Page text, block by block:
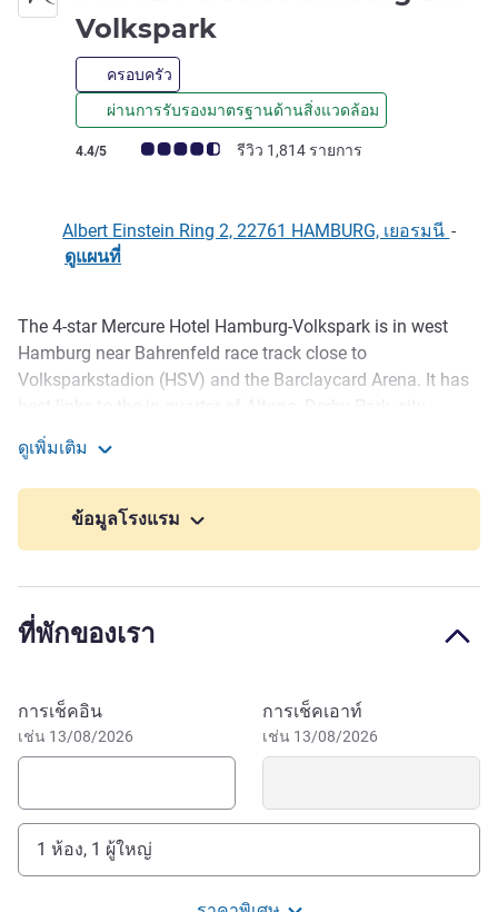
Volkspark
ครอบครัว
ผ่านการรับรองมาตรฐานด้านสิ่งแวดล้อม
คะแนนความคิดเห็นจากแขก (เรทติ้งบน ALL)
4.4/5 รีวิว 1,814 รายการ
Albert Einstein Ring 2, 22761 HAMBURG, เยอรมนี -
ดูแผนที่
รายละเอียด
The 4-star Mercure Hotel Hamburg-Volkspark is in west
Hamburg near Bahrenfeld race track close to
Volksparkstadion (HSV) and the Barclaycard Arena. It has
centre, Hafencity, and A7 freeway. The hotel has 140 air-
conditioned rooms with free WiFi, underground car park
and parking lot. There are 3 meeting rooms for events with
up to 100 participants.
leisure and event guests. This modern 4 star hotel in the
west of Hamburg is located next to the Bahrenfeld
racecourse, close to the Volksparkstadion (HSV) and the
A7 freeway. 140 air-conditioned rooms, free WIFI, car park,
and parking garage ensure a comfortable stay. Green Key
Stay in the west of the Hanseatic city, right next to the
Bahrenfeld racecourse and Kuppel Hamburg, and just a
few minutes' walk from the Volksparkstadion (HSV) and
ดูเพิ่มเติม
ข้อมูลโรงแรม
ที่พักของเรา
จองโรงแรมนี้
การเช็คอิน
เช่น 13/08/2026
การเช็คเอาท์
เช่น 13/08/2026
1 ห้อง, 1 ผู้ใหญ่